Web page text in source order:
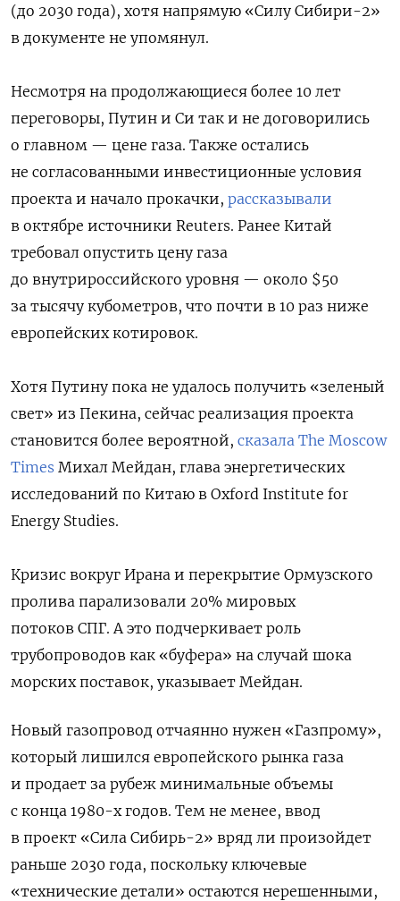
(до 2030 года), хотя напрямую «Силу Сибири-2»
в документе не упомянул.
Несмотря на продолжающиеся более 10 лет
переговоры, Путин и Си так и не договорились
о главном — цене газа. Также остались
не согласованными инвестиционные условия
проекта и начало прокачки, рассказывали
в октябре источники Reuters. Ранее Китай
требовал опустить цену газа
до внутрироссийского уровня — около $50
за тысячу кубометров, что почти в 10 раз ниже
европейских котировок.
Хотя Путину пока не удалось получить «зеленый
свет» из Пекина, сейчас реализация проекта
становится более вероятной, сказала The Moscow
Times Михал Мейдан, глава энергетических
исследований по Китаю в Oxford Institute for
Energy Studies.
Кризис вокруг Ирана и перекрытие Ормузского
пролива парализовали 20% мировых
потоков СПГ. А это подчеркивает роль
трубопроводов как «буфера» на случай шока
морских поставок, указывает Мейдан.
Новый газопровод отчаянно нужен «Газпрому»,
который лишился европейского рынка газа
и продает за рубеж минимальные объемы
с конца 1980-х годов. Тем не менее, ввод
в проект «Сила Сибирь-2» вряд ли произойдет
раньше 2030 года, поскольку ключевые
«технические детали» остаются нерешенными,